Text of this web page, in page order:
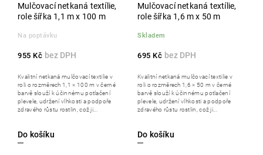
Mulčovací netkaná textílie,
role šířka 1,1 m x 100 m
Na poptávku
955 Kč
Do košíku
Kvalitní netkaná mulčovací textilie v
roli o rozměrech 1,1 × 100 m v černé
barvě slouží k účinnému potlačení
plevele, udržení vlhkosti a podpoře
zdravého růstu rostlin, což ji...
Mulčovací netkaná textílie,
role šířka 1,6 m x 50 m
Skladem
695 Kč
Do košíku
Kvalitní netkaná mulčovací textilie v
roli o rozměrech 1,6 × 50 m v černé
barvě slouží k účinnému potlačení
plevele, udržení vlhkosti a podpoře
zdravého růstu rostlin, což ji...